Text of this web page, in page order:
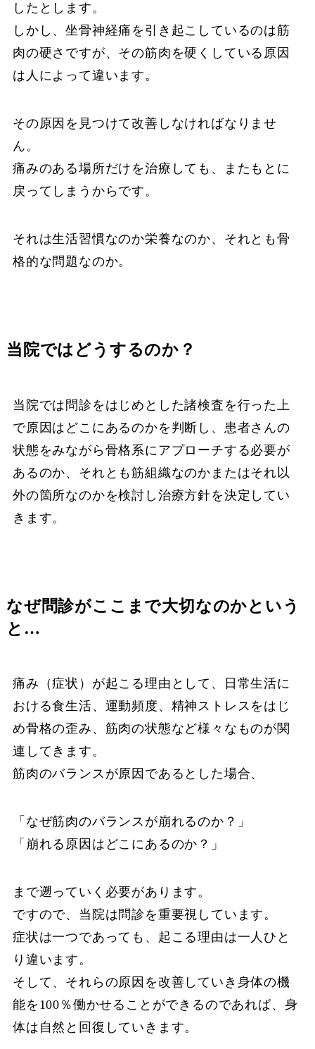
したとします。
しかし、坐骨神経痛を引き起こしているのは筋
肉の硬さですが、その筋肉を硬くしている原因
は人によって違います。
その原因を見つけて改善しなければなりませ
ん。
痛みのある場所だけを治療しても、またもとに
戻ってしまうからです。
それは生活習慣なのか栄養なのか、それとも骨
格的な問題なのか。
当院ではどうするのか？
当院では問診をはじめとした諸検査を行った上
で原因はどこにあるのかを判断し、患者さんの
状態をみながら骨格系にアプローチする必要が
あるのか、それとも筋組織なのかまたはそれ以
外の箇所なのかを検討し治療方針を決定してい
きます。
なぜ問診がここまで大切なのかという
と…
痛み（症状）が起こる理由として、日常生活に
おける食生活、運動頻度、精神ストレスをはじ
め骨格の歪み、筋肉の状態など様々なものが関
連してきます。
筋肉のバランスが原因であるとした場合、
「なぜ筋肉のバランスが崩れるのか？」
「崩れる原因はどこにあるのか？」
まで遡っていく必要があります。
ですので、当院は問診を重要視しています。
症状は一つであっても、起こる理由は一人ひと
り違います。
そして、それらの原因を改善していき身体の機
能を100％働かせることができるのであれば、身
体は自然と回復していきます。